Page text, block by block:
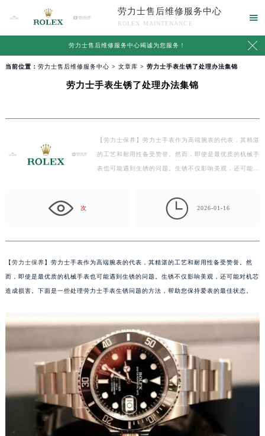
劳力士售后维修服务中心
ROLEX MAINTENANCE

劳力士售后维修服务中心竭诚为您服务！ 
当前位置： 劳力士售后维修服务中心 > 文章库 > 劳力士手表生锈了处理办法集锦
劳力士手表生锈了处理办法集锦
【劳力士保养】劳力士手表作为高端腕表的代表，其精湛
的工艺和耐用性备受赞誉。然而，即使是最优质的机械手
表也可能遇到生锈的问题。生锈不仅影响美观，还可能…
次  2026-01-16
【劳力士保养】劳力士手表作为高端腕表的代表，其精湛的工艺和耐用性备受赞誉。然
而，即使是最优质的机械手表也可能遇到生锈的问题。生锈不仅影响美观，还可能对机芯
造成损害。下面是一些处理劳力士手表生锈问题的方法，帮助您保持爱表的最佳状态。